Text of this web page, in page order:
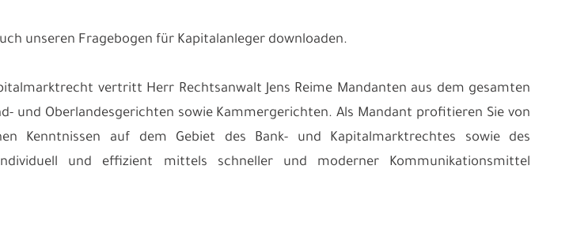
unseren Fragebogen für Kapitalanleger downloaden.
vertritt Herr Rechtsanwalt Jens Reime Mandanten aus dem gesamten
und Oberlandesgerichten sowie Kammergerichten. Als Mandant profitieren Sie von
Kenntnissen auf dem Gebiet des Bank- und Kapitalmarktrechtes sowie des
und effizient mittels schneller und moderner Kommunikationsmittel